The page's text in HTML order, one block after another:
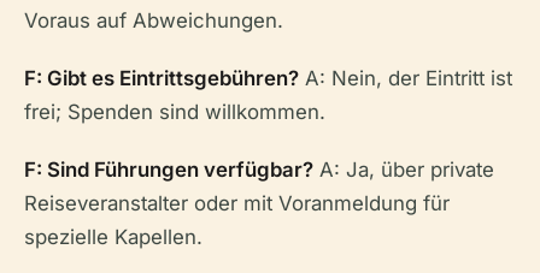
Voraus auf Abweichungen.
F: Gibt es Eintrittsgebühren? A: Nein, der Eintritt ist
frei; Spenden sind willkommen.
F: Sind Führungen verfügbar? A: Ja, über private
Reiseveranstalter oder mit Voranmeldung für
spezielle Kapellen.